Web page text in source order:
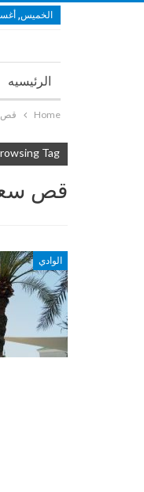
الخميس, أغسطس
الرئيسيه
Home قص
Tag
قص
الوادي